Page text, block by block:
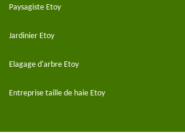
Paysagiste Etoy
Jardinier Etoy
Elagage d'arbre Etoy
Entreprise taille de haie Etoy